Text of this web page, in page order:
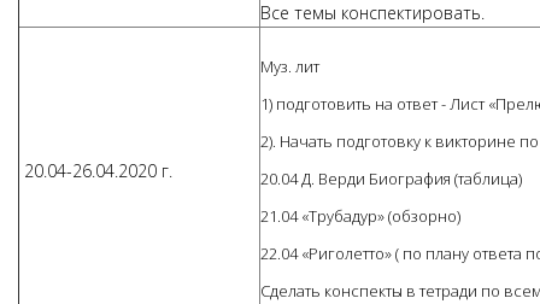
Все темы конспектировать.
20.04-26.04.2020 г.
Муз. лит
1) подготовить на ответ - Лист
2). Начать подготовку к викторине
20.04 Д. Верди Биография (таблица)
21.04 «Трубадур» (обзорно)
22.04 «Риголетто» ( по плану ответа
Сделать конспекты в тетради по